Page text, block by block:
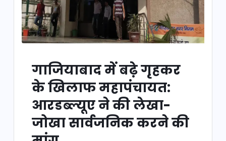
गाजियाबाद में बढ़े गृहकर
के खिलाफ महापंचायत:
आरडब्ल्यूए ने की लेखा-
जोखा सार्वजनिक करने की